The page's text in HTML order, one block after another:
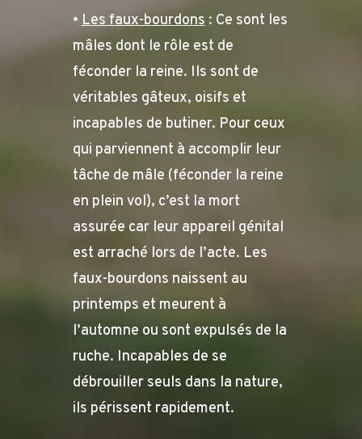
•Les faux-bourdons: Ce sont les
mâles dont le rôle est de
féconder la reine. Ils sont de
véritables gâteux, oisifs et
incapables de butiner. Pour ceux
qui parviennent à accomplir leur
tâche de mâle (féconder la reine
en plein vol), c’est la mort
assurée car leur appareil génital
est arraché lors de l’acte. Les
faux-bourdons naissent au
printemps et meurent à
l’automne ou sont expulsés de la
ruche. Incapables de se
débrouiller seuls dans la nature,
ils périssent rapidement.